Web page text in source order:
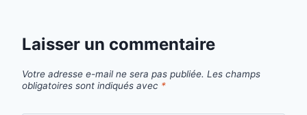
Laisser un commentaire
Votre adresse e-mail ne sera pas publiée. Les champs
obligatoires sont indiqués avec *